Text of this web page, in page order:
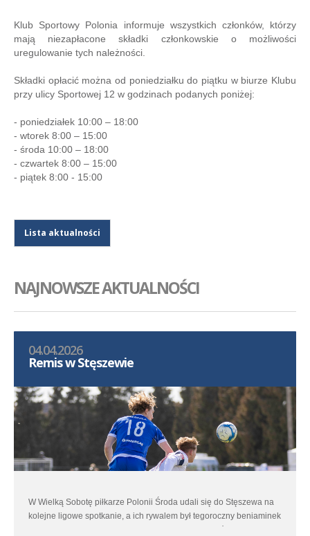
Klub Sportowy Polonia informuje wszystkich członków, którzy
mają niezapłacone składki członkowskie o możliwości
uregulowanie tych należności.
Składki opłacić można od poniedziałku do piątku w biurze Klubu
przy ulicy Sportowej 12 w godzinach podanych poniżej:
- poniedziałek 10:00 – 18:00
- wtorek 8:00 – 15:00
- środa 10:00 – 18:00
- czwartek 8:00 – 15:00
- piątek 8:00 - 15:00
Lista aktualności
NAJNOWSZE AKTUALNOŚCI
04.04.2026
Remis w Stęszewie
W Wielką Sobotę piłkarze Polonii Środa udali się do Stęszewa na
kolejne ligowe spotkanie, a ich rywalem był tegoroczny beniaminek
– miejscowe Lipno. Jesienne spotkanie obu zespołów dostarczyło